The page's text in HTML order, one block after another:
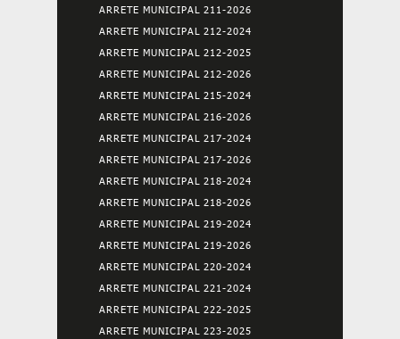
ARRETE MUNICIPAL 211-2026
ARRETE MUNICIPAL 212-2024
ARRETE MUNICIPAL 212-2025
ARRETE MUNICIPAL 212-2026
ARRETE MUNICIPAL 215-2024
ARRETE MUNICIPAL 216-2026
ARRETE MUNICIPAL 217-2024
ARRETE MUNICIPAL 217-2026
ARRETE MUNICIPAL 218-2024
ARRETE MUNICIPAL 218-2026
ARRETE MUNICIPAL 219-2024
ARRETE MUNICIPAL 219-2026
ARRETE MUNICIPAL 220-2024
ARRETE MUNICIPAL 221-2024
ARRETE MUNICIPAL 222-2025
ARRETE MUNICIPAL 223-2025